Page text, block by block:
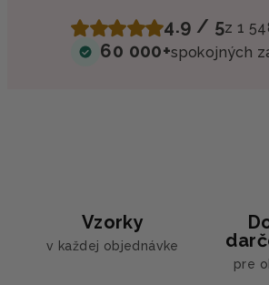
4.9 / 5z 1
60 000+spokojných
Vzorky
v každej objednávke
pre